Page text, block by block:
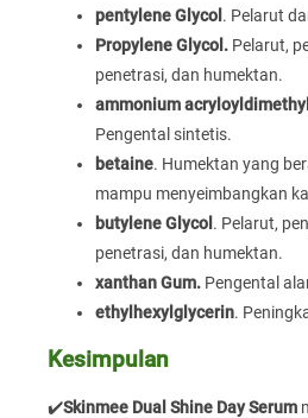
pentylene Glycol. Pelarut
Propylene Glycol. Pelarut,
penetrasi, dan humektan.
ammonium
Pengental sintetis.
betaine. Humektan yang
mampu menyeimbangkan
butylene Glycol. Pelarut,
penetrasi, dan humektan.
xanthan Gum. Pengental
ethylhexylglycerin.
Kesimpulan
✔️Skinmee Dual Shine Day Serum